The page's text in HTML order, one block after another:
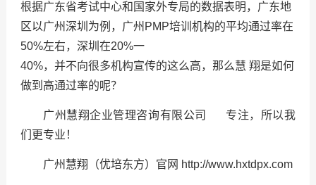
根据广东省考试中心和国家外专局的数据表明，广东地
区以广州深圳为例，广州PMP培训机构的平均通过率在
50%左右，深圳在20%一
40%，并不向很多机构宣传的这么高，那么慧 翔是如何
做到高通过率的呢？
广州慧翔企业管理咨询有限公司 专注，所以我
们更专业！
广州慧翔（优培东方）官网 http://www.hxtdpx.com